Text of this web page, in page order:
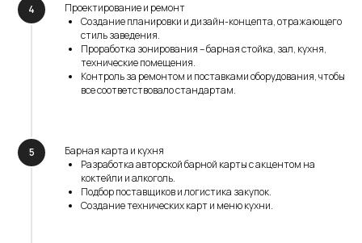
Проектирование и ремонт
Создание планировки и дизайн-концепта, отражающего
стиль заведения.
Проработка зонирования – барная стойка, зал, кухня,
технические помещения.
Контроль за ремонтом и поставками оборудования, чтобы
все соответствовало стандартам.
Барная карта и кухня
Разработка авторской барной карты с акцентом на
коктейли и алкоголь.
Подбор поставщиков и логистика закупок.
Создание технических карт и меню кухни.